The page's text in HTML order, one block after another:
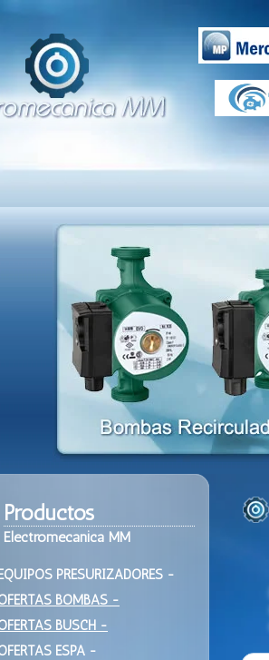
Productos
Electromecanica MM
PRESURIZADORES -
BOMBAS -
BUSCH -
ESPA -